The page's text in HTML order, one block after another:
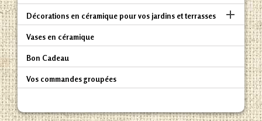
Décorations en céramique pour vos jardins et terrasses 
Vases en céramique
Bon Cadeau
Vos commandes groupées